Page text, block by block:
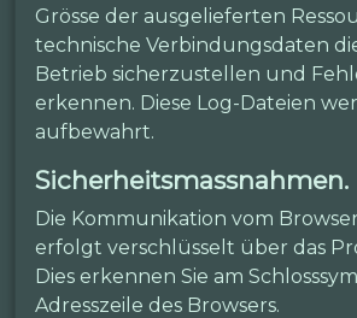
Grösse der ausgelieferten
technische Verbindungsdaten
Betrieb sicherzustellen und
erkennen. Diese Log-Dateien
aufbewahrt.
Sicherheitsmassnahmen.
Die Kommunikation vom
erfolgt verschlüsselt über das
Dies erkennen Sie am
Adresszeile des Browsers.